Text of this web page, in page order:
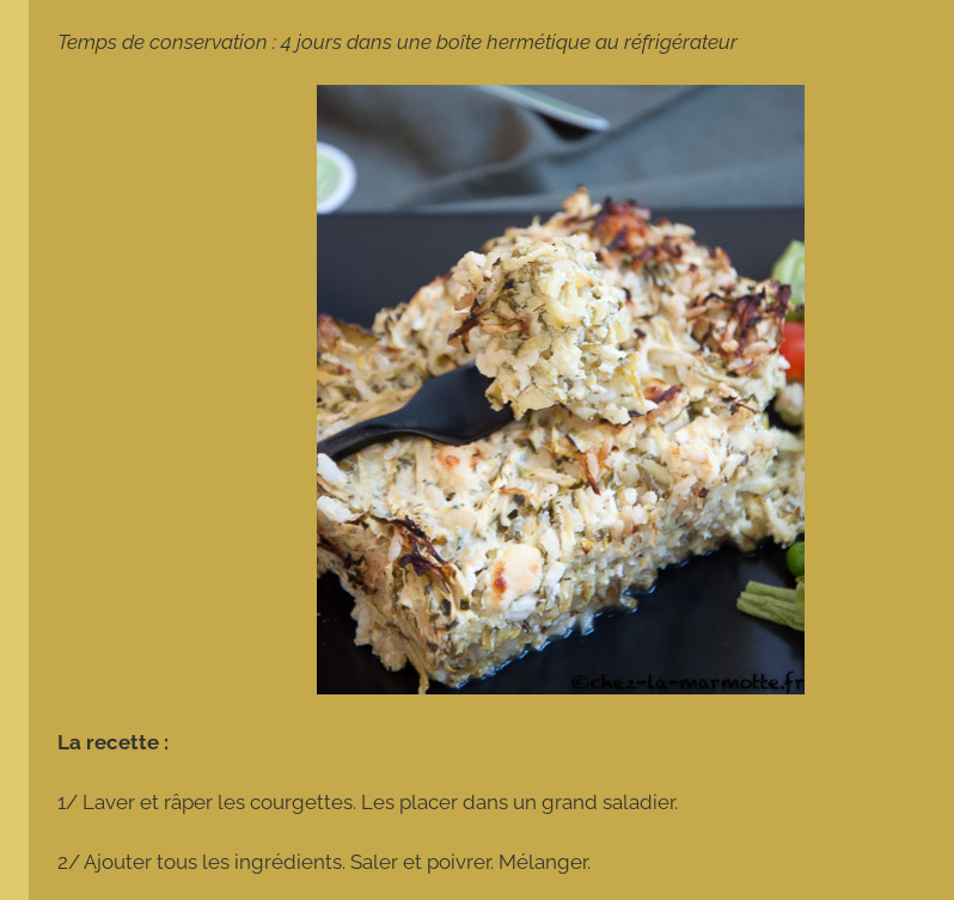
Temps de conservation : 4 jours dans une boîte hermétique au réfrigérateur
La recette :
1/ Laver et râper les courgettes. Les placer dans un grand saladier.
2/ Ajouter tous les ingrédients. Saler et poivrer. Mélanger.